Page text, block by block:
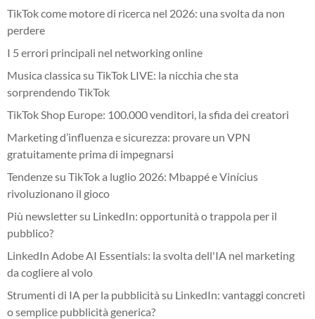
TikTok come motore di ricerca nel 2026: una svolta da non
perdere
I 5 errori principali nel networking online
Musica classica su TikTok LIVE: la nicchia che sta
sorprendendo TikTok
TikTok Shop Europe: 100.000 venditori, la sfida dei creatori
Marketing d’influenza e sicurezza: provare un VPN
gratuitamente prima di impegnarsi
Tendenze su TikTok a luglio 2026: Mbappé e Vinícius
rivoluzionano il gioco
Più newsletter su LinkedIn: opportunità o trappola per il
pubblico?
LinkedIn Adobe AI Essentials: la svolta dell'IA nel marketing
da cogliere al volo
Strumenti di IA per la pubblicità su LinkedIn: vantaggi concreti
o semplice pubblicità generica?